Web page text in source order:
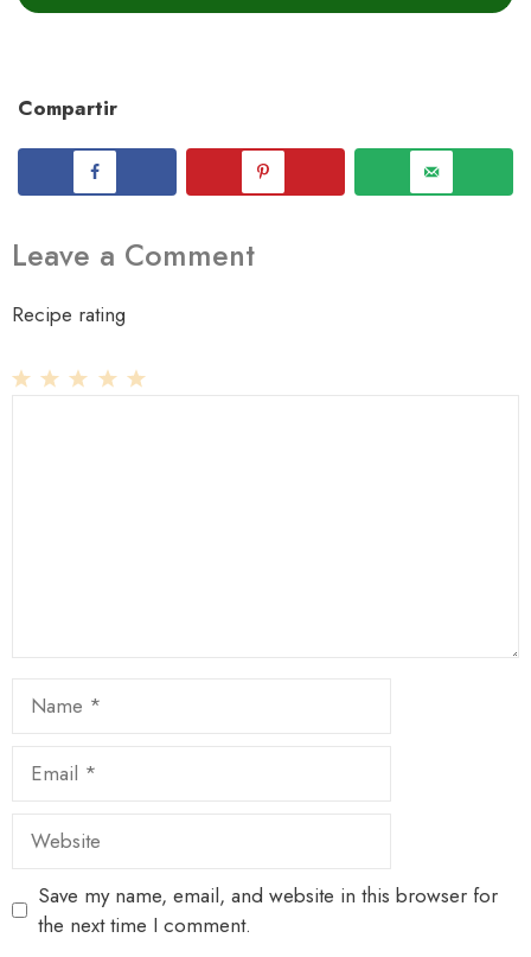
Compartir
Leave a Comment
Recipe rating
Website
Save my name, email, and website in this browser for
the next time I comment.